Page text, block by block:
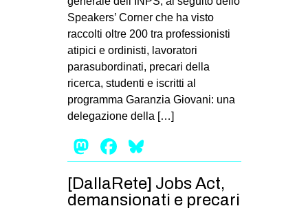
Speakers’ Corner che ha visto
raccolti oltre 200 tra professionisti
atipici e ordinisti, lavoratori
parasubordinati, precari della
ricerca, studenti e iscritti al
programma Garanzia Giovani: una
delegazione della […]
Mastodon
Facebook
[DallaRete] Jobs Act,
demansionati e precari